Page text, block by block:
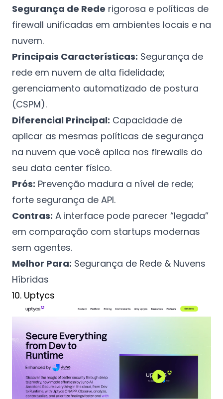
Segurança de Rede rigorosa e políticas de
firewall unificadas em ambientes locais e na
nuvem.
Principais Características: Segurança de
rede em nuvem de alta fidelidade;
gerenciamento automatizado de postura
(CSPM).
Diferencial Principal: Capacidade de
aplicar as mesmas políticas de segurança
na nuvem que você aplica nos firewalls do
seu data center físico.
Prós: Prevenção madura a nível de rede;
forte segurança de API.
Contras: A interface pode parecer “legada”
em comparação com startups modernas
sem agentes.
Melhor Para: Segurança de Rede & Nuvens
Híbridas
10. Uptycs